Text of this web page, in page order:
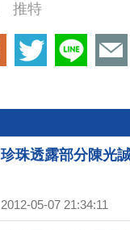
推特
珍珠透露部分陳光
2012-05-07 21:34:11